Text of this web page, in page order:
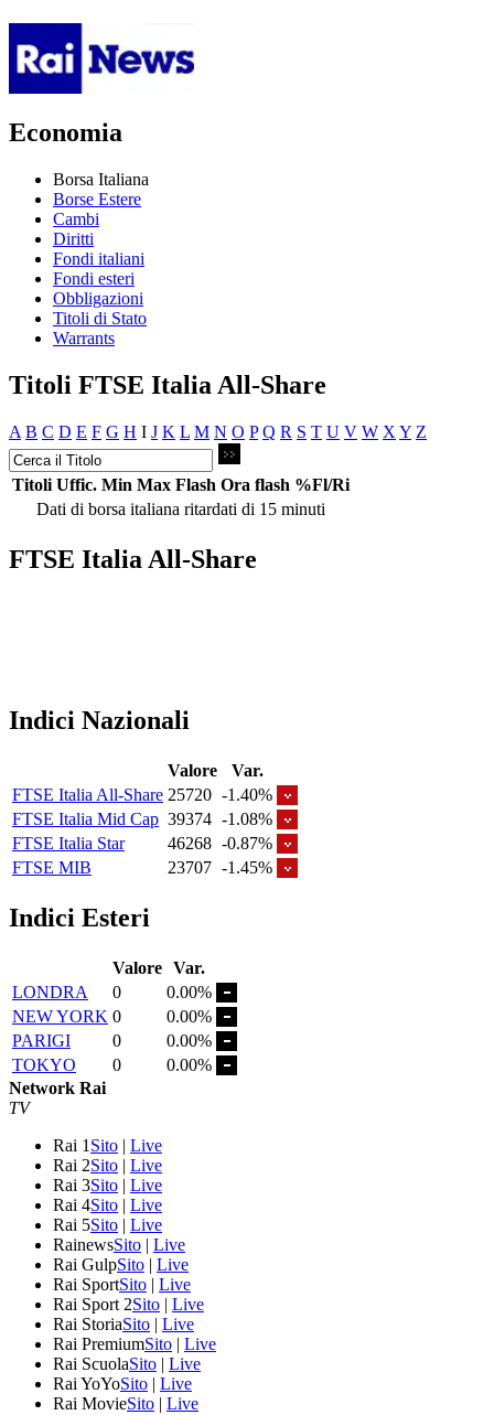
Economia
Borsa Italiana
Borse Estere
Cambi
Diritti
Fondi italiani
Fondi esteri
Obbligazioni
Titoli di Stato
Warrants
Titoli FTSE Italia All-Share
A B C D E F G H I J K L M N O P Q R S T U V W X Y Z
Titoli Uffic. Min Max Flash Ora flash %Fl/Ri
Dati di borsa italiana ritardati di 15 minuti
FTSE Italia All-Share
Indici Nazionali
Valore
Var.
FTSE Italia All-Share 25720 -1.40%
FTSE Italia Mid Cap 39374 -1.08%
FTSE Italia Star
46268 -0.87%
FTSE MIB
23707 -1.45%
Indici Esteri
Valore Var.
LONDRA
0
0.00%
NEW YORK 0
0.00%
PARIGI
0
0.00%
TOKYO
0
0.00%
Network Rai
TV
Rai 1 Sito | Live
Rai 2Sito | Live
Rai 3Sito | Live
Rai 4Sito | Live
Rai 5Sito | Live
RainewsSito | Live
Rai GulpSito | Live
Rai SportSito | Live
Rai Sport 2Sito | Live
Rai StoriaSito | Live
Rai PremiumSito | Live
Rai ScuolaSito | Live
Rai YoYoSito | Live
Rai MovieSito | Live